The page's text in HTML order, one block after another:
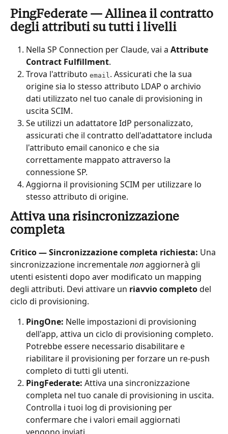
PingFederate — Allinea il contratto
degli attributi su tutti i livelli
Nella SP Connection per Claude, vai a Attribute
Contract Fulfillment.
Trova l'attributo email . Assicurati che la sua
origine sia lo stesso attributo LDAP o archivio
dati utilizzato nel tuo canale di provisioning in
uscita SCIM.
Se utilizzi un adattatore IdP personalizzato,
assicurati che il contratto dell'adattatore includa
l'attributo email canonico e che sia
correttamente mappato attraverso la
connessione SP.
Aggiorna il provisioning SCIM per utilizzare lo
stesso attributo di origine.
Attiva una risincronizzazione
completa
Critico — Sincronizzazione completa richiesta: Una
sincronizzazione incrementale non aggiornerà gli
utenti esistenti dopo aver modificato un mapping
degli attributi. Devi attivare un riavvio completo del
ciclo di provisioning.
PingOne: Nelle impostazioni di provisioning
dell'app, attiva un ciclo di provisioning completo.
Potrebbe essere necessario disabilitare e
riabilitare il provisioning per forzare un re-push
completo di tutti gli utenti.
PingFederate: Attiva una sincronizzazione
completa nel tuo canale di provisioning in uscita.
Controlla i tuoi log di provisioning per
confermare che i valori email aggiornati